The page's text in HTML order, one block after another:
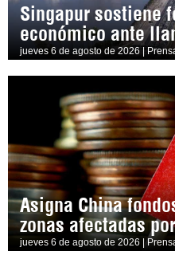
Singapur sostiene
económico ante
jueves 6 de agosto de 2026 |
Asigna China
zonas afectadas
jueves 6 de agosto de 2026 |